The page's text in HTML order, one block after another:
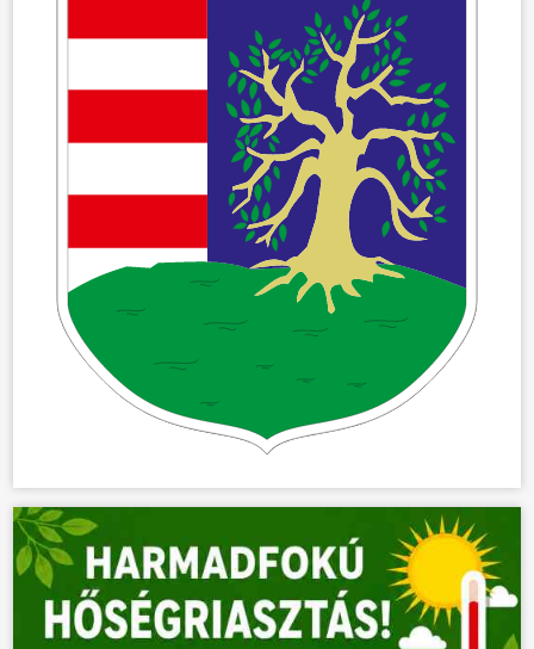
ÖNKORMÁNYZAT
ÜGYINTÉZÉS